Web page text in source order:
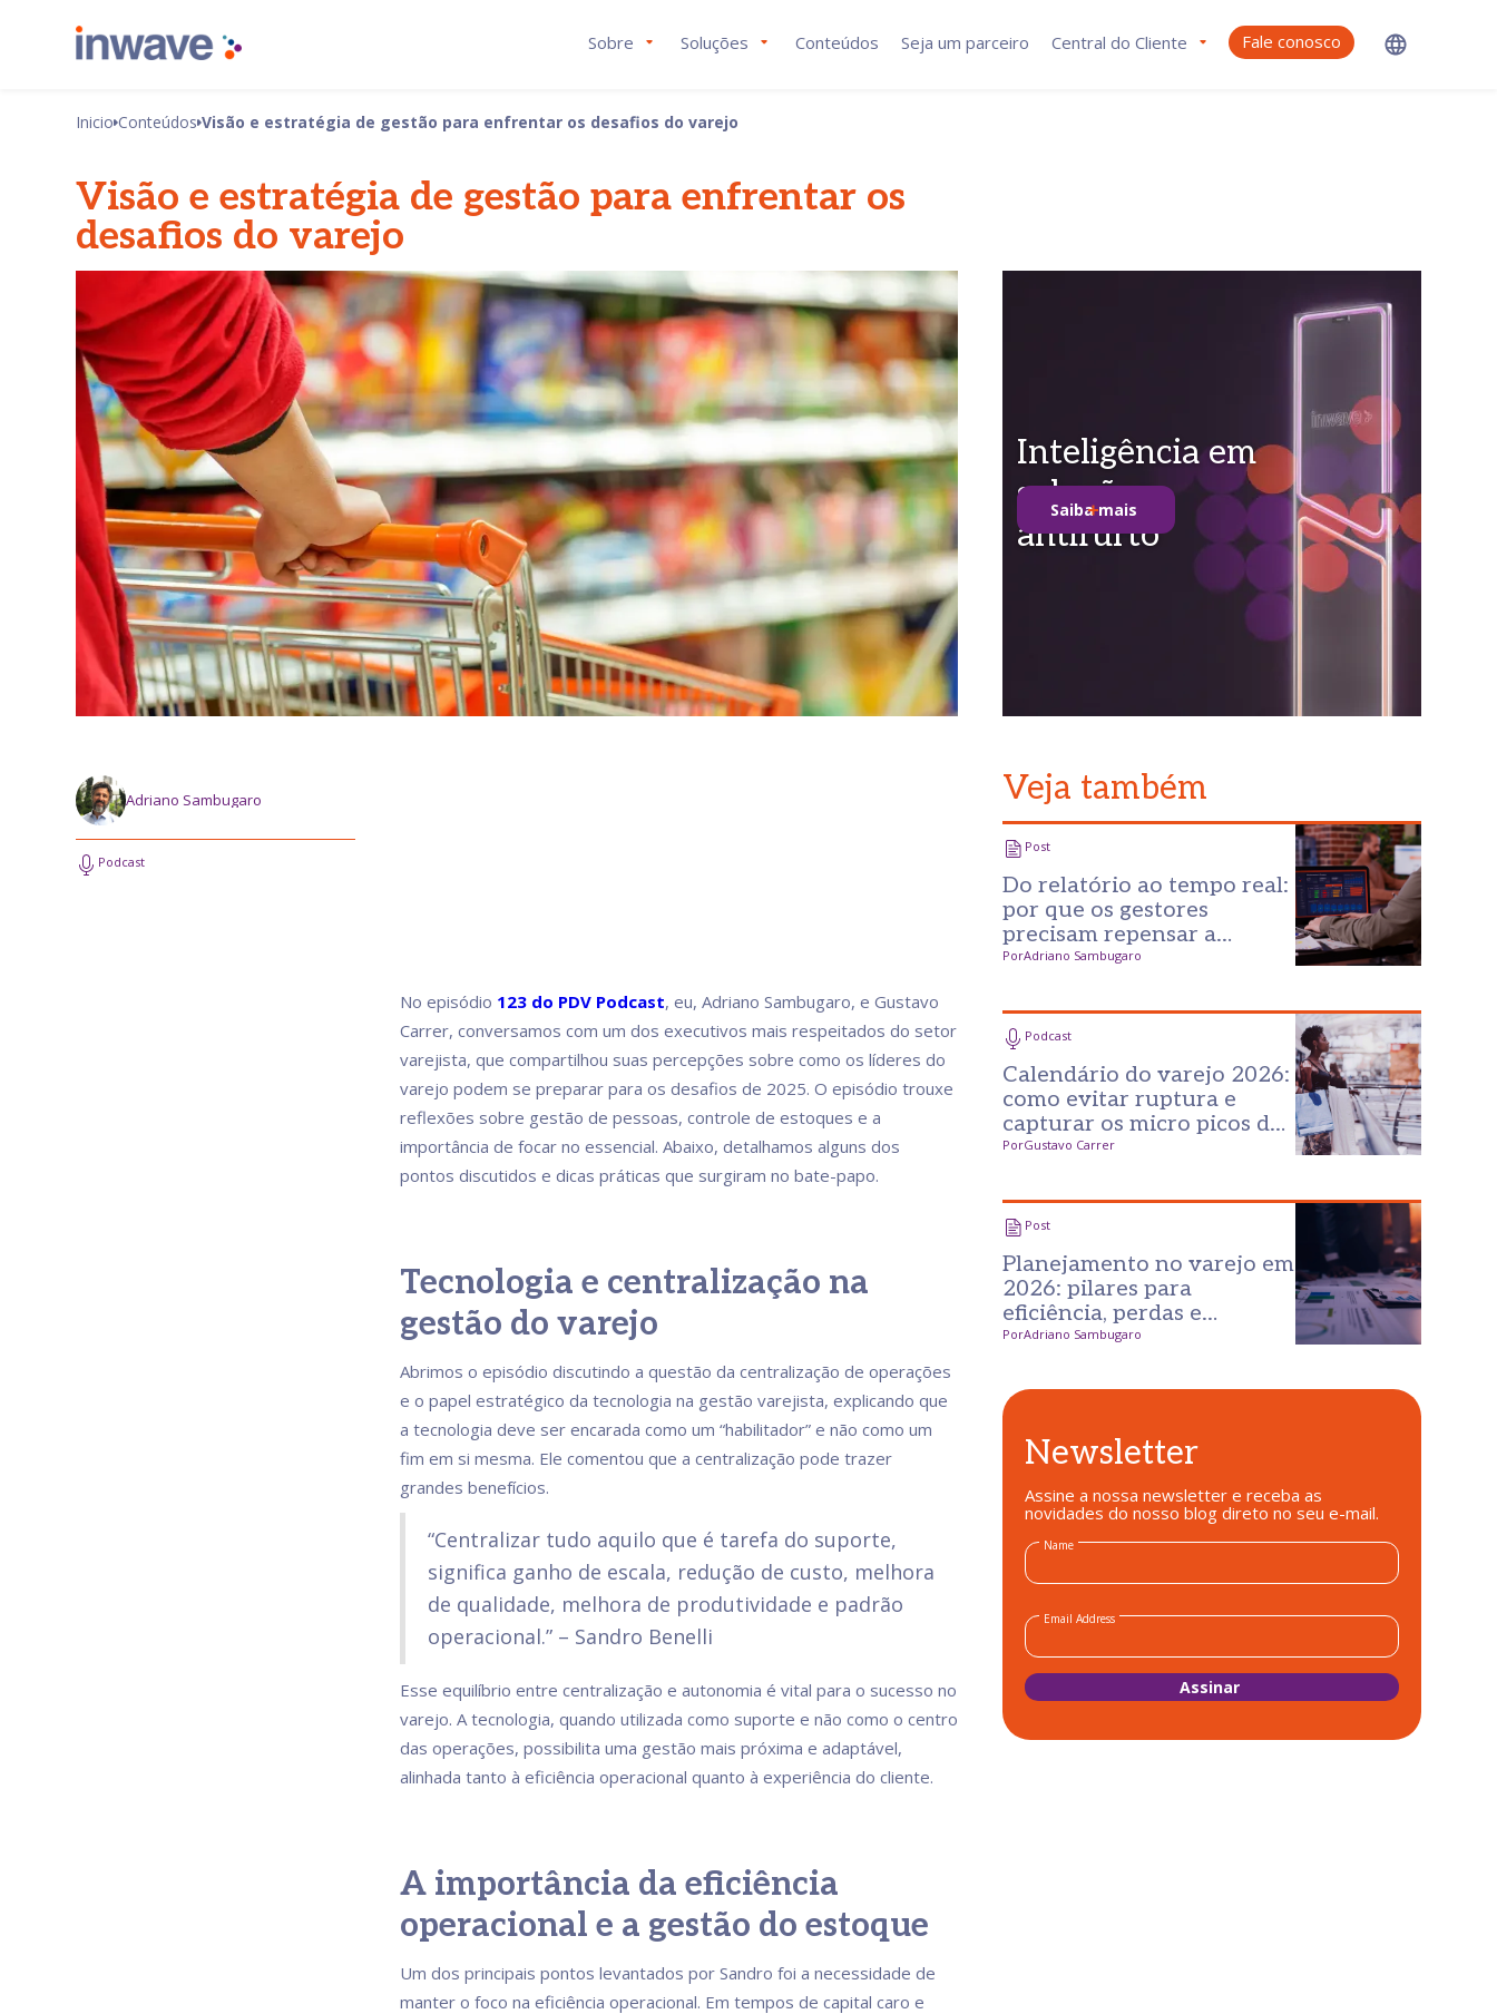
Sobre Soluções Conteúdos Seja um parceiro Central do Cliente Fale conosco
Inicio Conteúdos Visão e estratégia de gestão para enfrentar os desafios do varejo
Visão e estratégia de gestão para enfrentar os
desafios do varejo
Adriano Sambugaro
Podcast
No episódio 123 do PDV Podcast, eu, Adriano Sambugaro, e Gustavo
Carrer, conversamos com um dos executivos mais respeitados do setor
varejista, que compartilhou suas percepções sobre como os líderes do
varejo podem se preparar para os desafios de 2025. O episódio trouxe
reflexões sobre gestão de pessoas, controle de estoques e a
importância de focar no essencial. Abaixo, detalhamos alguns dos
pontos discutidos e dicas práticas que surgiram no bate-papo.
Tecnologia e centralização na
gestão do varejo
Abrimos o episódio discutindo a questão da centralização de operações
e o papel estratégico da tecnologia na gestão varejista, explicando que
a tecnologia deve ser encarada como um “habilitador” e não como um
fim em si mesma. Ele comentou que a centralização pode trazer
grandes benefícios.
“Centralizar tudo aquilo que é tarefa do suporte,
significa ganho de escala, redução de custo, melhora
de qualidade, melhora de produtividade e padrão
operacional.” – Sandro Benelli
Esse equilíbrio entre centralização e autonomia é vital para o sucesso no
varejo. A tecnologia, quando utilizada como suporte e não como o centro
das operações, possibilita uma gestão mais próxima e adaptável,
alinhada tanto à eficiência operacional quanto à experiência do cliente.
A importância da eficiência
operacional e a gestão do estoque
Um dos principais pontos levantados por Sandro foi a necessidade de
manter o foco na eficiência operacional. Em tempos de capital caro e
Inteligência em
soluções
antifurto
Saiba mais
Veja também
Post
Do relatório ao tempo real:
por que os gestores
precisam repensar a
tomada de decisão no
PorAdriano Sambugaro
Podcast
Calendário do varejo 2026:
como evitar ruptura e
capturar os micro picos de
consumo
PorGustavo Carrer
Post
Planejamento no varejo em
2026: pilares para
eficiência, perdas e
experiência
PorAdriano Sambugaro
Newsletter
Assine a nossa newsletter e receba as
novidades do nosso blog direto no seu e-mail.
Name
Email Address